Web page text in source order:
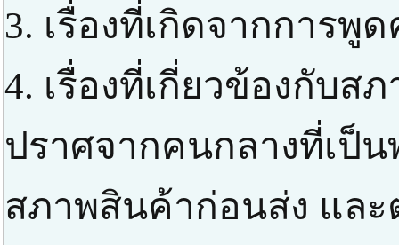
3. เรื่องที่เกิดจากการพู
4. เรื่องที่เกี่ยวข้องกับส
ปราศจากคนกลางที่เป็
สภาพสินค้าก่อนส่ง แล